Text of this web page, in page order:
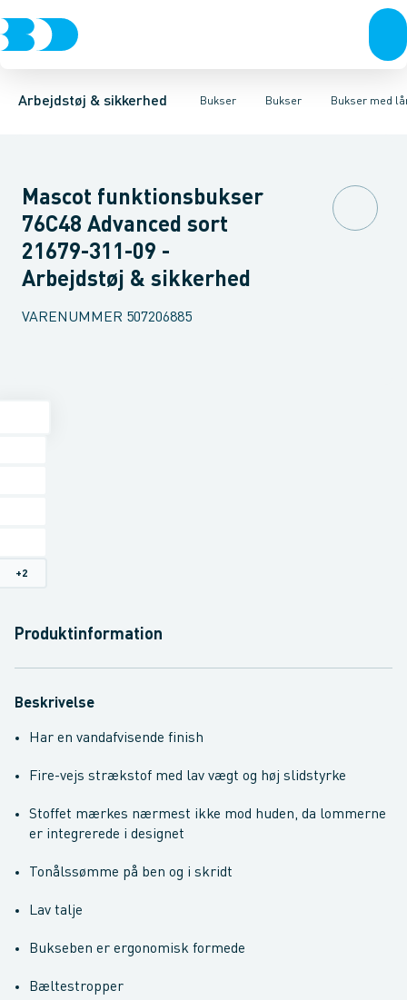
Arbejdstøj & sikkerhed Bukser
Trøjer & t-shirtsBukser Overtøj & huer Undertøj & sokkerSko
Bukser
BukserKnickers & Shorts OverallsKedeldragter Knæskånere
Bukser med
Bukser med hængelommer Bukser med lårlommer
Mascot funktionsbukser
76C48 Advanced sort
21679-311-09 -
Arbejdstøj & sikkerhed
VARENUMMER 507206885
+2
Produktinformation
Beskrivelse
Har en vandafvisende finish
Fire-vejs strækstof med lav vægt og høj slidstyrke
Stoffet mærkes nærmest ikke mod huden, da lommerne
er integrerede i designet
Tonålssømme på ben og i skridt
Lav talje
Bukseben er ergonomisk formede
Bæltestropper